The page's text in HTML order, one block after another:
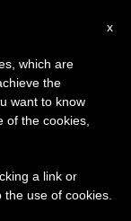
x
which are
the
want to know
of the cookies,
a link or
use of cookies.